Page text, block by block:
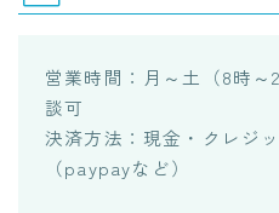
営業時間：月～土（8時
談可
決済方法：現金・クレジ
（paypayなど）